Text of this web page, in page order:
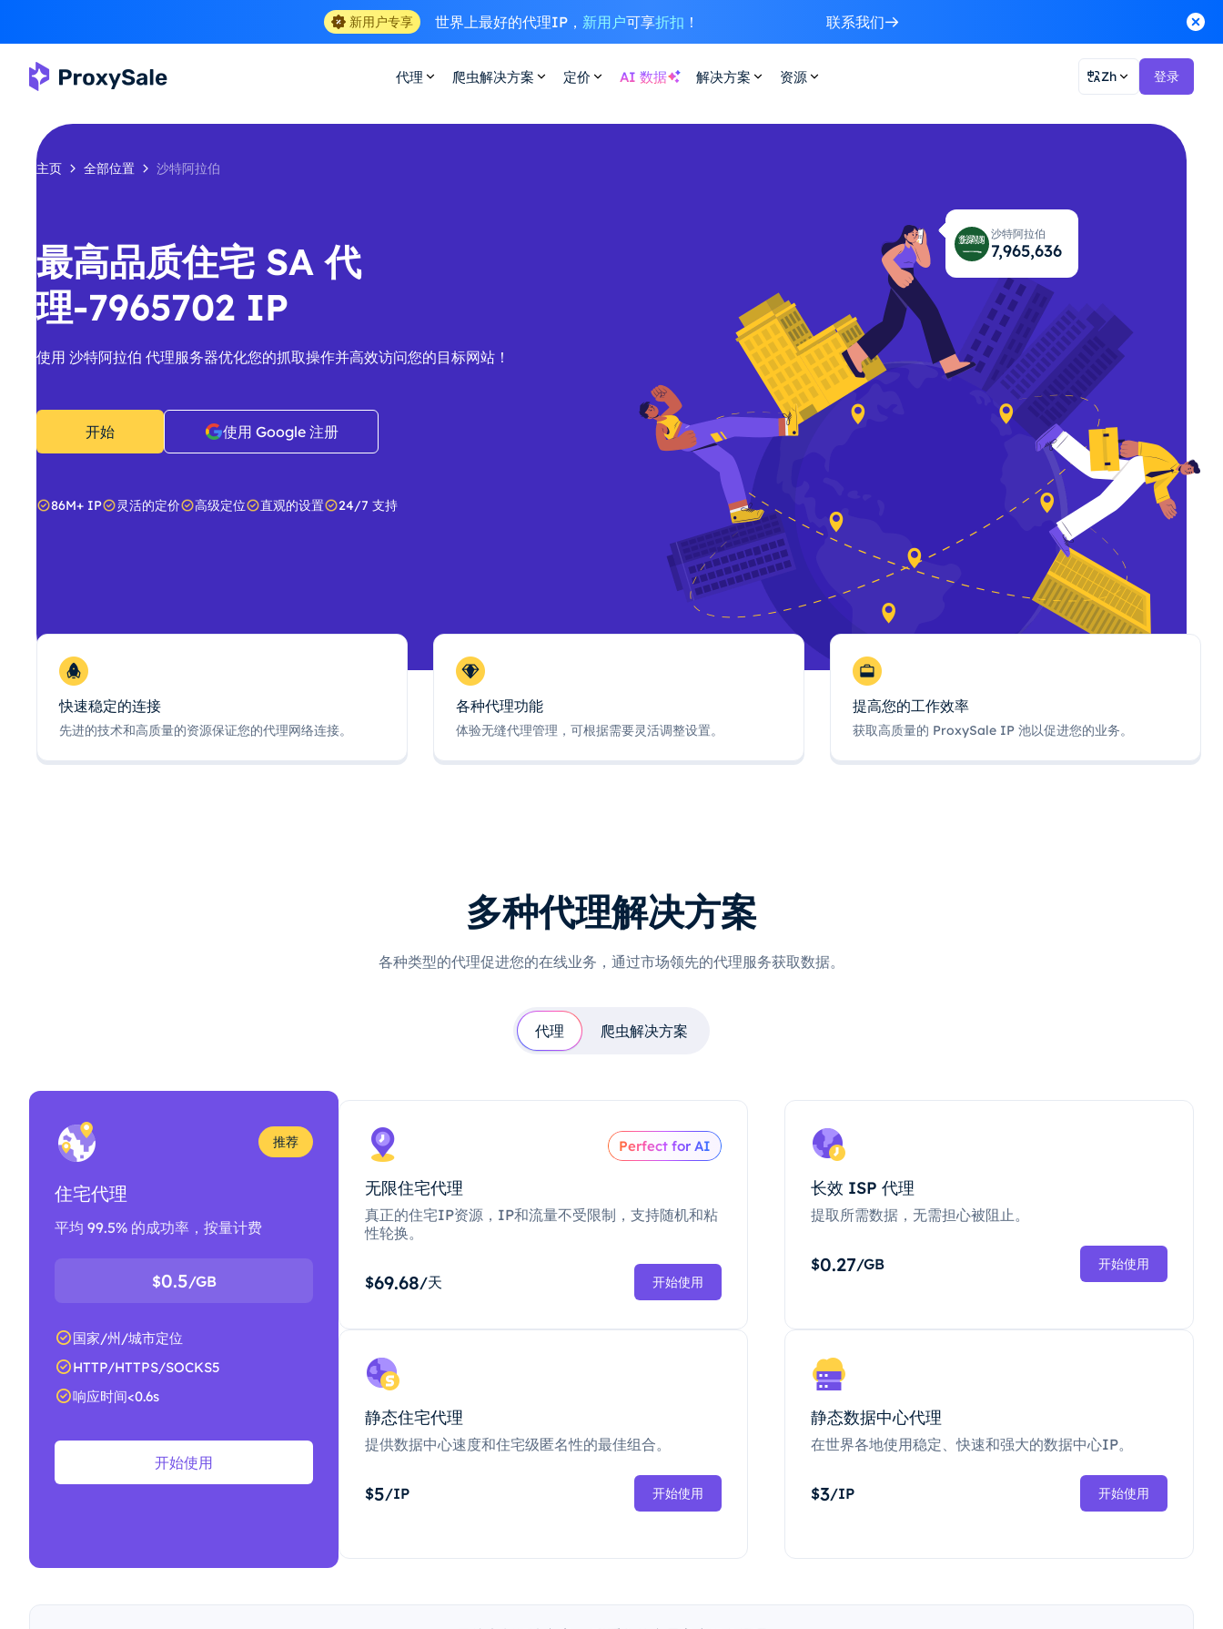
新用户专享 世界上最好的代理IP， 新用户可享折扣 ！ 联系我们
代理 爬虫解决方案 定价 AI 数据 解决方案 资源 Zh 登录
主页 全部位置 沙特阿拉伯
最高品质住宅 SA 代
理-7965702 IP
使用 沙特阿拉伯 代理服务器优化您的抓取操作并高效访问您的目标网站！
开始 使用 Google 注册
86M+ IP 灵活的定价 高级定位 直观的设置 24/7 支持
沙特阿拉伯
7,965,702
快速稳定的连接
先进的技术和高质量的资源保证您的代理网络连接。
各种代理功能
体验无缝代理管理，可根据需要灵活调整设置。
提高您的工作效率
获取高质量的 ProxySale IP 池以促进您的业务。
多种代理解决方案
各种类型的代理促进您的在线业务，通过市场领先的代理服务获取数据。
代理 爬虫解决方案
推荐
住宅代理
平均 99.5% 的成功率，按量计费
$0.5/GB
国家/州/城市定位
HTTP/HTTPS/SOCKS5
响应时间<0.6s
开始使用
Perfect for AI
无限住宅代理
真正的住宅IP资源，IP和流量不受限制，支持随机和粘
性轮换。
$69.68/天 开始使用
长效 ISP 代理
提取所需数据，无需担心被阻止。
$0.27/GB 开始使用
静态住宅代理
提供数据中心速度和住宅级匿名性的最佳组合。
$5/IP 开始使用
静态数据中心代理
在世界各地使用稳定、快速和强大的数据中心IP。
$3/IP 开始使用